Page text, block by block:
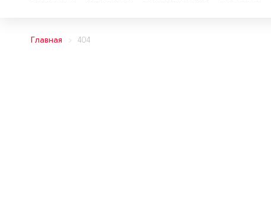
Главная 404